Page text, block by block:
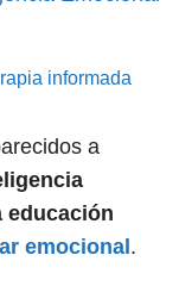
informada
a
educación
emocional .